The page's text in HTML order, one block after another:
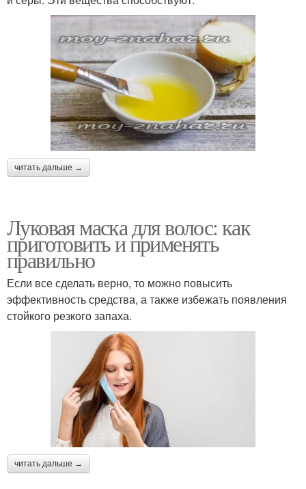
читать дальше →
Луковая маска для волос: как
приготовить и применять
правильно
Если все сделать верно, то можно повысить
эффективность средства, а также избежать появления
стойкого резкого запаха.
читать дальше →